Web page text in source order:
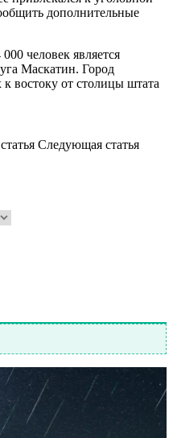
дополнительные
человек является
Маскатин. Город
востоку от столицы штата
Следующая статья